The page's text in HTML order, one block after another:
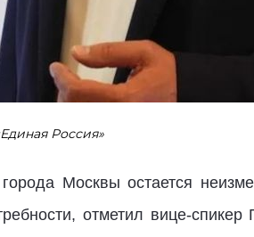
Россия»
Москвы остается
отметил вице-